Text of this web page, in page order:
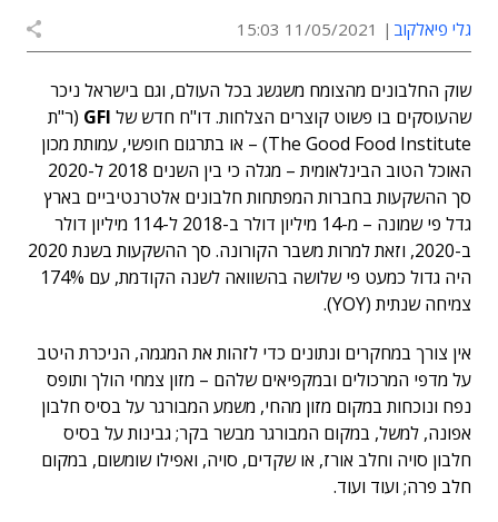
גלי פיאלקוב 11/05/2021 15:03
שוק החלבונים מהצומח משגשג בכל העולם, וגם בישראל ניכר
שהעוסקים בו פשוט קוצרים הצלחות. דו"ח חדש של
(ר"ת
The Good Food Institute) – או בתרגום חופשי, עמותת מכון
האוכל הטוב הבינלאומית – מגלה כי בין השנים 2018 ל-2020
סך ההשקעות בחברות המפתחות חלבונים אלטרנטיביים בארץ
גדל פי שמונה – מ-14 מיליון דולר ב-2018 ל-114 מיליון דולר
ב-2020, וזאת למרות משבר הקורונה. סך ההשקעות בשנת 2020
היה גדול כמעט פי שלושה בהשוואה לשנה הקודמת, עם 174%
צמיחה שנתית (YOY).
אין צורך במחקרים ונתונים כדי לזהות את המגמה, הניכרת היטב
על מדפי המרכולים ובמקפיאים שלהם – מזון צמחי הולך ותופס
נפח ונוכחות במקום מזון מהחי, משמע המבורגר על בסיס חלבון
אפונה, למשל, במקום המבורגר מבשר בקר; גבינות על בסיס
חלבון סויה וחלב אורז, או שקדים, סויה, ואפילו שומשום, במקום
חלב פרה; ועוד ועוד.